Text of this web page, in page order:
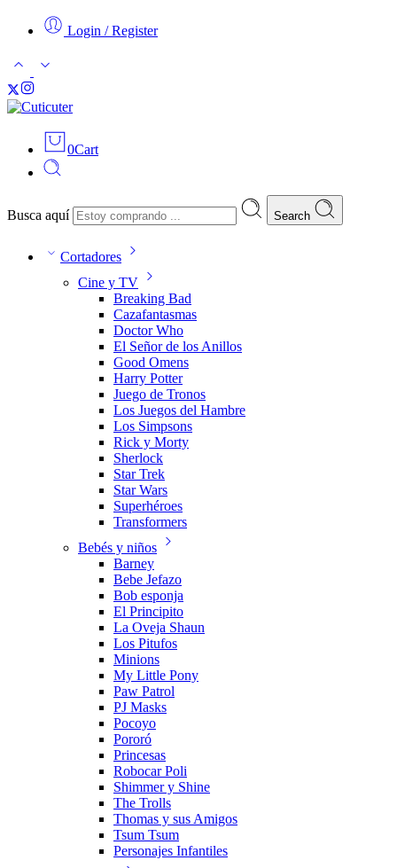
Login / Register
0Cart
Busca aquí Search
Cortadores
Cine y TV
Breaking Bad
Cazafantasmas
Doctor Who
El Señor de los Anillos
Good Omens
Harry Potter
Juego de Tronos
Los Juegos del Hambre
Los Simpsons
Rick y Morty
Sherlock
Star Trek
Star Wars
Superhéroes
Transformers
Bebés y niños
Barney
Bebe Jefazo
Bob esponja
El Principito
La Oveja Shaun
Los Pitufos
Minions
My Little Pony
Paw Patrol
PJ Masks
Pocoyo
Pororó
Princesas
Robocar Poli
Shimmer y Shine
The Trolls
Thomas y sus Amigos
Tsum Tsum
Personajes Infantiles